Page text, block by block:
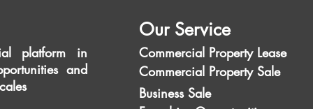
platform in
and
Our Service
Commercial Property Lease
Commercial Property Sale
Business Sale